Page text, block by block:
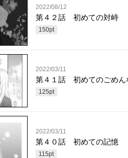
2022/08/12
第４２話 初めての対峙
150pt
2022/03/11
第４１話 初めてのごめん
125pt
2022/03/11
第４０話 初めての記憶
115pt